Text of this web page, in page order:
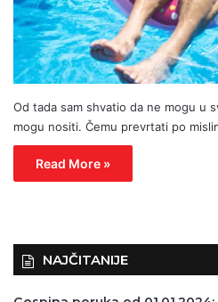
Od tada sam shvatio da ne mogu u
mogu nositi. Čemu prevrtati po
Read More »
NAJČITANIJE